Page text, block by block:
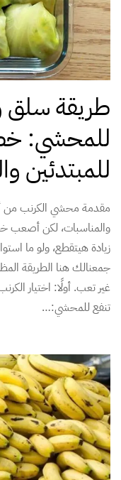
طريقة سلق
للمحشي:
للمبتدئين
مقدمة محشي الكرنب من
والمناسبات، لكن أصعب
زيادة هيتقطع، ولو ما
جمعنالك هنا الطريقة
غير تعب. أولًا: اختيار
تنفع للمحشي:…